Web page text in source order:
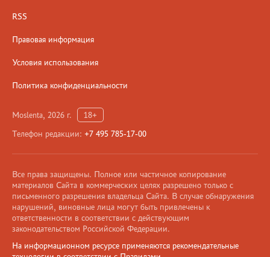
RSS
Правовая информация
Условия использования
Политика конфиденциальности
Moslenta, 2026 г.
18+
Телефон редакции: +7 495 785-17-00
Все права защищены. Полное или частичное копирование
материалов Сайта в коммерческих целях разрешено только с
письменного разрешения владельца Сайта. В случае обнаружения
нарушений, виновные лица могут быть привлечены к
ответственности в соответствии с действующим
законодательством Российской Федерации.
На информационном ресурсе применяются рекомендательные